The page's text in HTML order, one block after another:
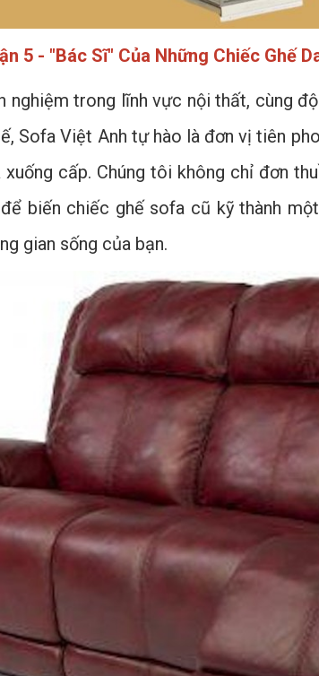
5 - "Bác Sĩ" Của Những Chiếc Ghế
nghiệm trong lĩnh vực nội thất, cùng
Sofa Việt Anh tự hào là đơn vị tiên
cấp. Chúng tôi không chỉ đơn
biến chiếc ghế sofa cũ kỹ thành
gian sống của bạn.